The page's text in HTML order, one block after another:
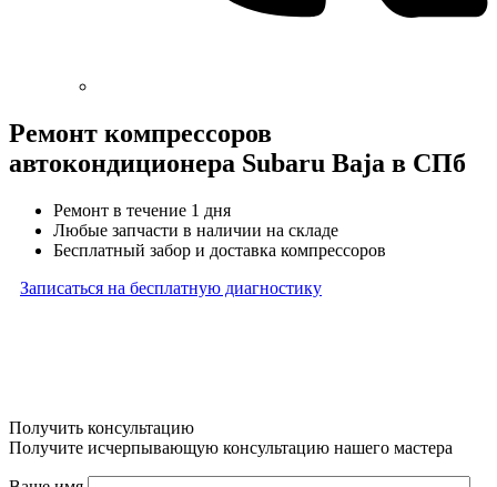
Ремонт компрессоров
автокондиционера Subaru Baja в СПб
Ремонт в течение 1 дня
Любые запчасти в наличии на складе
Бесплатный забор и доставка компрессоров
Записаться на бесплатную диагностику
Получить консультацию
Получите исчерпывающую консультацию нашего мастера